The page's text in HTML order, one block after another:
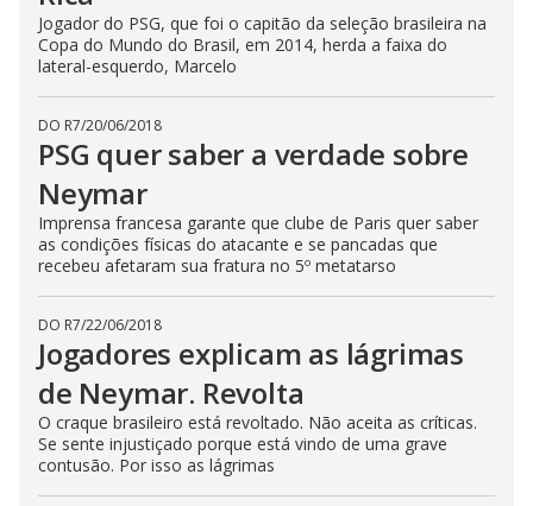
Jogador do PSG, que foi o capitão da seleção brasileira na
Copa do Mundo do Brasil, em 2014, herda a faixa do
lateral-esquerdo, Marcelo
DO R7/20/06/2018
PSG quer saber a verdade sobre
Neymar
Imprensa francesa garante que clube de Paris quer saber
as condições físicas do atacante e se pancadas que
recebeu afetaram sua fratura no 5º metatarso
DO R7/22/06/2018
Jogadores explicam as lágrimas
de Neymar. Revolta
O craque brasileiro está revoltado. Não aceita as críticas.
Se sente injustiçado porque está vindo de uma grave
contusão. Por isso as lágrimas